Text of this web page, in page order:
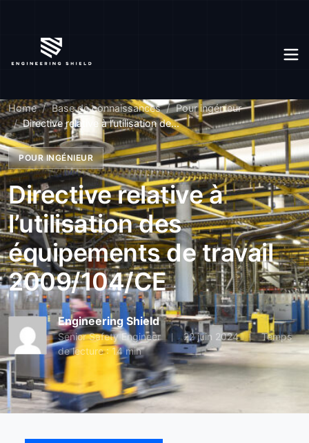
Home Base de connaissances
Pour ingénieur
Directive relative à l’utilisation de...
POUR INGÉNIEUR
Directive relative à
l’utilisation des
équipements de travail
2009/104/CE
Engineering Shield
Senior Safety Engineer 22 juin 2024
Temps
de lecture : 14 min